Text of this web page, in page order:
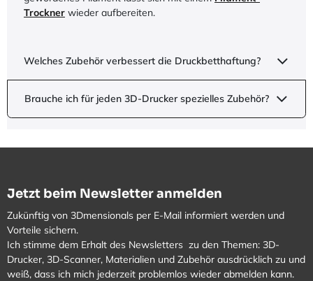
Trockner wieder aufbereiten.
Welches Zubehör verbessert die Druckbetthaftung?
Brauche ich für jeden 3D-Drucker spezielles Zubehör?
Jetzt beim Newsletter anmelden
Zukünftig von 3Dmensionals per E-Mail informiert werden und
Vorteile sichern.
Ich stimme dem Erhalt des Newsletters zu den Themen: 3D-
Drucker, 3D-Scanner, Materialien und Zubehör ausdrücklich zu und
weiß, dass ich mich jederzeit problemlos wieder abmelden kann.